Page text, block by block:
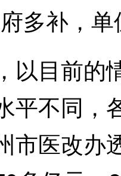
多补，
目前的
平不同，
市医改办